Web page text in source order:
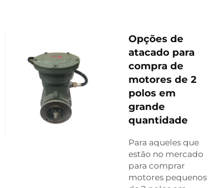
Opções de
atacado para
compra de
motores de 2
polos em
grande
quantidade
Para aqueles que
estão no mercado
para comprar
motores pequenos